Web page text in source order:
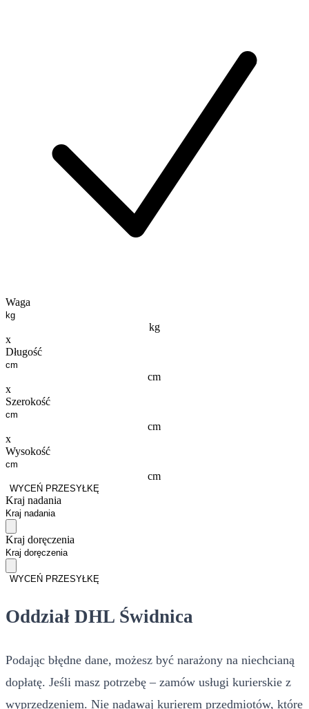
Waga
kg
x
Długość
cm
x
Szerokość
cm
x
Wysokość
cm
WYCEŃ PRZESYŁKĘ
Kraj nadania
Kraj doręczenia
WYCEŃ PRZESYŁKĘ
Oddział DHL Świdnica
Podając błędne dane, możesz być narażony na niechcianą
dopłatę. Jeśli masz potrzebę – zamów usługi kurierskie z
wyprzedzeniem. Nie nadawaj kurierem przedmiotów, które